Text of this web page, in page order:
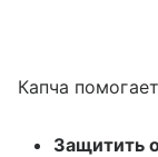
Капча
Защитить